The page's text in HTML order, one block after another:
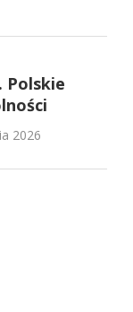
Polskie
2026